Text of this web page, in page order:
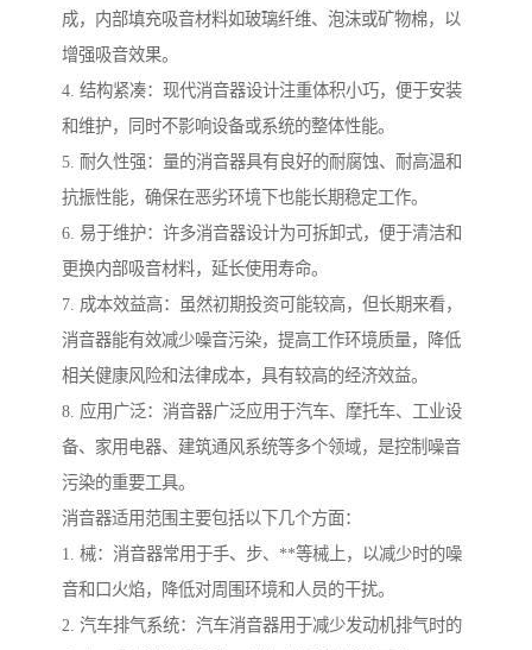
成，内部填充吸音材料如玻璃纤维、泡沫或矿物棉，以
增强吸音效果。
4. 结构紧凑：现代消音器设计注重体积小巧，便于安装
和维护，同时不影响设备或系统的整体性能。
5. 耐久性强：量的消音器具有良好的耐腐蚀、耐高温和
抗振性能，确保在恶劣环境下也能长期稳定工作。
6. 易于维护：许多消音器设计为可拆卸式，便于清洁和
更换内部吸音材料，延长使用寿命。
7. 成本效益高：虽然初期投资可能较高，但长期来看，
消音器能有效减少噪音污染，提高工作环境质量，降低
相关健康风险和法律成本，具有较高的经济效益。
8. 应用广泛：消音器广泛应用于汽车、摩托车、工业设
备、家用电器、建筑通风系统等多个领域，是控制噪音
污染的重要工具。
消音器适用范围主要包括以下几个方面：
1. 械：消音器常用于手、步、**等械上，以减少时的噪
音和口火焰，降低对周围环境和人员的干扰。
2. 汽车排气系统：汽车消音器用于减少发动机排气时的